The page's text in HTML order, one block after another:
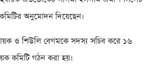
অনুমোদন দিয়েছেন।
ও শিউলি বেগমকে সদস্য সচিব করে ১৬
কমিটি গঠন করা হয়।